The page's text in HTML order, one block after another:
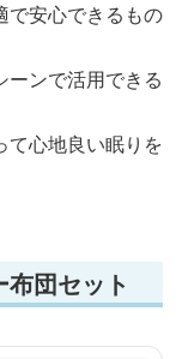
で安心できるもの
ーンで活用できる
て心地良い眠りを
団セット